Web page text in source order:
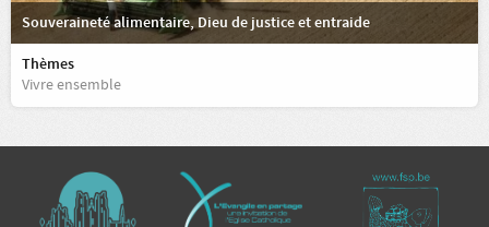
Souveraineté alimentaire, Dieu de justice et entraide
Thèmes
Vivre ensemble